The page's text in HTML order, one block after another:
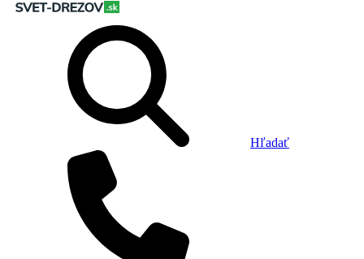
Hľadať